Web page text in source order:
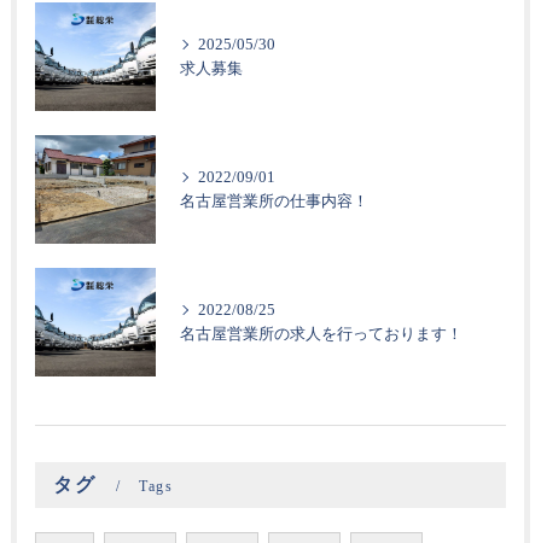
2025/05/30
求人募集
2022/09/01
名古屋営業所の仕事内容！
2022/08/25
名古屋営業所の求人を行っております！
タグ Tags